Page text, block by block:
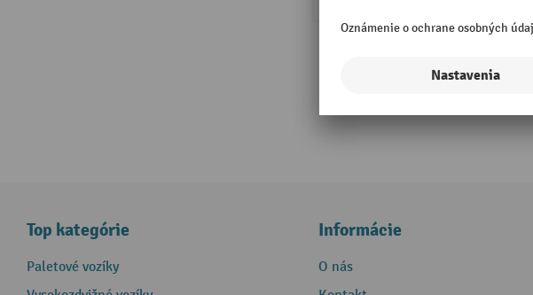
Top kategórie
Paletové vozíky
Informácie
O nás